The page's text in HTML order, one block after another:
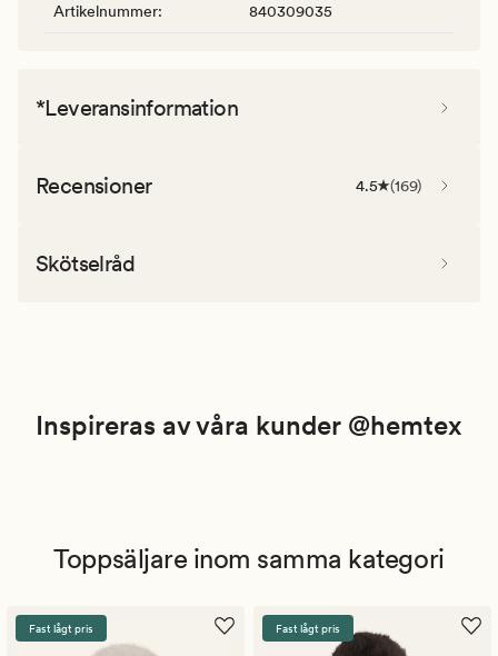
Artikelnummer: 840309035
*Leveransinformation
Recensioner 4.5 (169)
Skötselråd
Inspireras av våra kunder @hemtex
Toppsäljare inom samma kategori
Fast lågt pris Fast lågt pris